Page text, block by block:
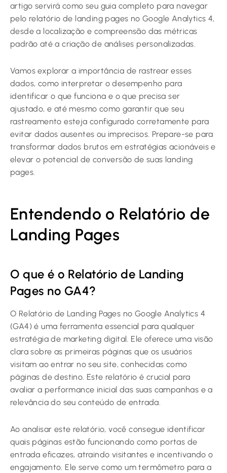
artigo servirá como seu guia completo para navegar
pelo relatório de landing pages no Google Analytics 4,
desde a localização e compreensão das métricas
padrão até a criação de análises personalizadas.
Vamos explorar a importância de rastrear esses
dados, como interpretar o desempenho para
identificar o que funciona e o que precisa ser
ajustado, e até mesmo como garantir que seu
rastreamento esteja configurado corretamente para
evitar dados ausentes ou imprecisos. Prepare-se para
transformar dados brutos em estratégias acionáveis e
elevar o potencial de conversão de suas landing
pages.
Entendendo o Relatório de
Landing Pages
O que é o Relatório de Landing
Pages no GA4?
O Relatório de Landing Pages no Google Analytics 4
(GA4) é uma ferramenta essencial para qualquer
estratégia de marketing digital. Ele oferece uma visão
clara sobre as primeiras páginas que os usuários
visitam ao entrar no seu site, conhecidas como
páginas de destino. Este relatório é crucial para
avaliar a performance inicial das suas campanhas e a
relevância do seu conteúdo de entrada.
Ao analisar este relatório, você consegue identificar
quais páginas estão funcionando como portas de
entrada eficazes, atraindo visitantes e incentivando o
engajamento. Ele serve como um termômetro para a